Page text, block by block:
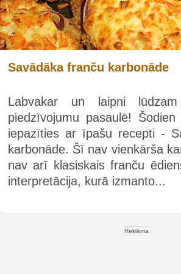
Savādāka franču karbonāde
Labvakar un laipni
piedzīvojumu pasaulē!
iepazīties ar īpašu recepti -
karbonāde. Šī nav vienkārša
nav arī klasiskais franču
interpretācija, kurā izmanto...
Reklāma